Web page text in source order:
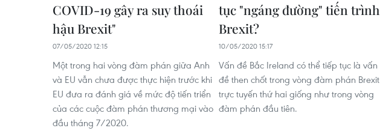
COVID-19 gây ra suy thoái
hậu Brexit"
07/05/2020 12:15
Một trong hai vòng đàm phán giữa Anh
và EU vẫn chưa được thực hiện trước khi
EU đưa ra đánh giá về mức độ tiến triển
của các cuộc đàm phán thương mại vào
đầu tháng 7/2020.
tục "ngáng đường" tiến trình
Brexit?
10/05/2020 15:17
Vấn đề Bắc Ireland có thể tiếp tục là vấn
đề then chốt trong vòng đàm phán Brexit
trực tuyến thứ hai giống như trong vòng
đàm phán đầu tiên.